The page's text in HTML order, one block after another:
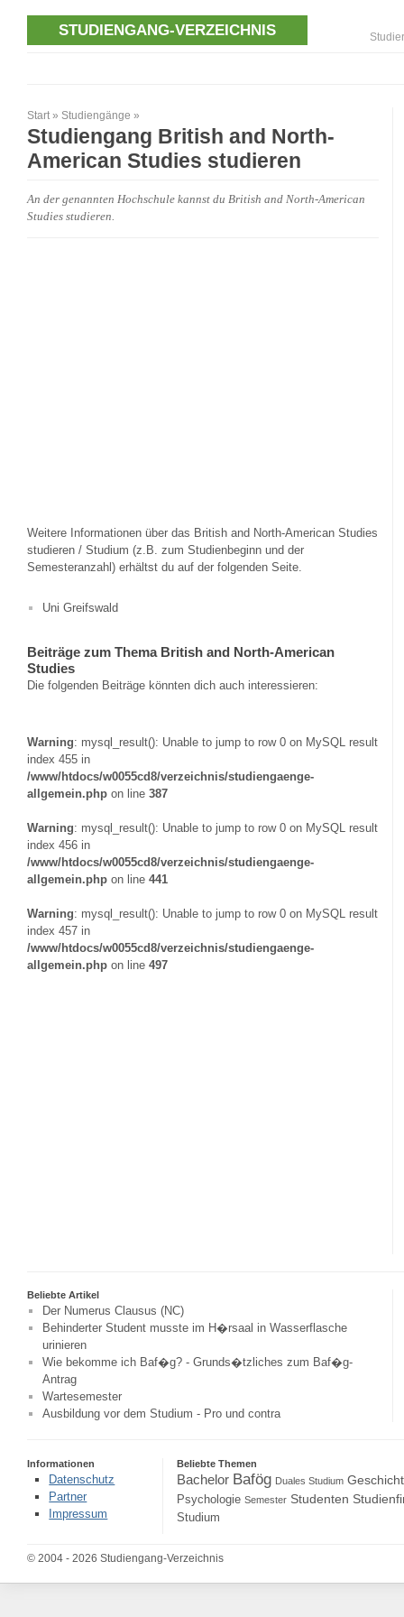
STUDIENGANG-VERZEICHNIS
Start » Studiengänge »
Studiengang British and North-
American Studies studieren
An der genannten Hochschule kannst du British and North-American
Studies studieren.
Weitere Informationen über das British and North-American Studies
studieren / Studium (z.B. zum Studienbeginn und der
Semesteranzahl) erhältst du auf der folgenden Seite.
Uni Greifswald
Beiträge zum Thema British and North-American
Studies
Die folgenden Beiträge könnten dich auch interessieren:
Warning: mysql_result(): Unable to jump to row 0 on MySQL result
index 455 in
/www/htdocs/w0055cd8/verzeichnis/studiengaenge-
allgemein.php on line 387
Warning: mysql_result(): Unable to jump to row 0 on MySQL result
index 456 in
/www/htdocs/w0055cd8/verzeichnis/studiengaenge-
allgemein.php on line 441
Warning: mysql_result(): Unable to jump to row 0 on MySQL result
index 457 in
/www/htdocs/w0055cd8/verzeichnis/studiengaenge-
allgemein.php on line 497
Beliebte Artikel
Der Numerus Clausus (NC)
Behinderter Student musste im H�rsaal in Wasserflasche
urinieren
Wie bekomme ich Baf�g? - Grunds�tzliches zum Baf�g-
Antrag
Wartesemester
Ausbildung vor dem Studium - Pro und contra
Informationen
Datenschutz
Partner
Impressum
Beliebte Themen
Bachelor Bafög Duales Studium
Psychologie Semester Studenten
Studium
© 2004 - 2026 Studiengang-Verzeichnis